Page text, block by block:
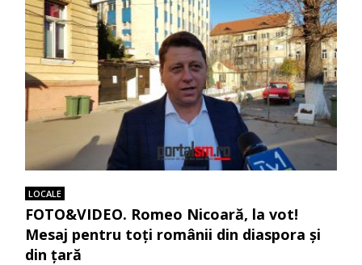
LOCALE
FOTO&VIDEO. Romeo Nicoară, la vot!
Mesaj pentru toți românii din diaspora și
din țară